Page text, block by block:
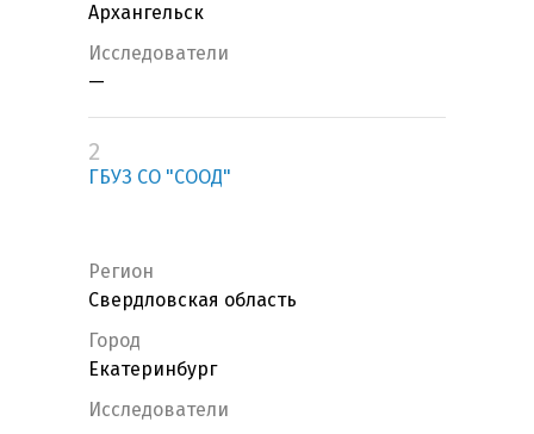
Архангельск
Исследователи
—
2
ГБУЗ СО "СООД"
Регион
Свердловская область
Город
Екатеринбург
Исследователи